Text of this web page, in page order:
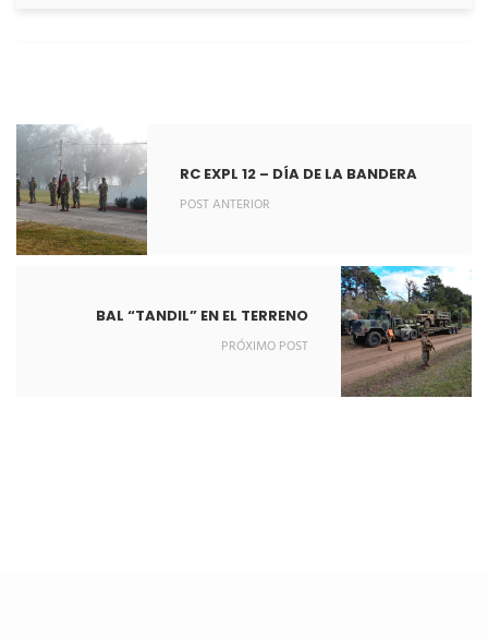
RC EXPL 12 – DÍA DE LA BANDERA
POST ANTERIOR
BAL “TANDIL” EN EL TERRENO
PRÓXIMO POST